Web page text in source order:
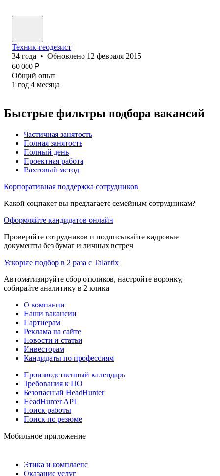
Техник-геодезист
34 года • Обновлено 12 февраля 2015
60 000 ₽
Общий опыт
1 год 4 месяца
Быстрые фильтры подбора вакансий
Частичная занятость
Полная занятость
Полный день
Проектная работа
Вахтовый метод
Корпоративная поддержка сотрудников
Какой соцпакет вы предлагаете семейным сотрудникам?
Оформляйте кандидатов онлайн
Проверяйте сотрудников и подписывайте кадровые
документы без бумаг и личных встреч
Ускорьте подбор в 2 раза с Talantix
Автоматизируйте сбор откликов, настройте воронку,
собирайте аналитику в 2 клика
О компании
Наши вакансии
Партнерам
Реклама на сайте
Новости и статьи
Инвесторам
Кандидаты по профессиям
Производственный календарь
Требования к ПО
Безопасный HeadHunter
HeadHunter API
Поиск работы
Поиск по резюме
Мобильное приложение
Этика и комплаенс
Оказание услуг